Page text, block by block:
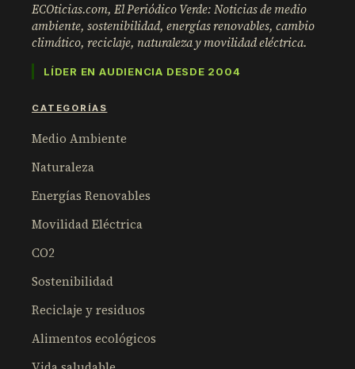
ECOticias.com, El Periódico Verde: Noticias de medio
ambiente, sostenibilidad, energías renovables, cambio
climático, reciclaje, naturaleza y movilidad eléctrica.
LÍDER EN AUDIENCIA DESDE 2004
CATEGORÍAS
Medio Ambiente
Naturaleza
Energías Renovables
Movilidad Eléctrica
CO2
Sostenibilidad
Reciclaje y residuos
Alimentos ecológicos